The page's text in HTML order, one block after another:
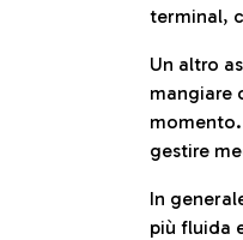
terminal,
Un altro
mangiare
gestire
In
più fluida